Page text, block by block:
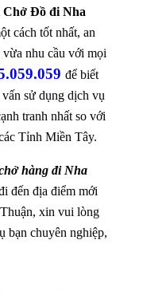
Chở Đồ đi Nha
cách tốt nhất, an
nhu cầu với mọi
để biết
sử dụng dịch vụ
tranh nhất so với
Tỉnh Miền Tây.
hàng đi Nha
đến địa điểm mới
xin vui lòng
bạn chuyên nghiệp,